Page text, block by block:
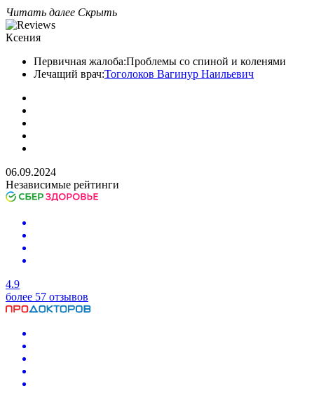
Читать далее Скрыть
Ксения
Первичная жалоба:Проблемы со спиной и коленями
Лечащий врач:Тоголоков Вагинур Наильевич
06.09.2024
Независимые рейтинги
4.9
более 57 отзывов